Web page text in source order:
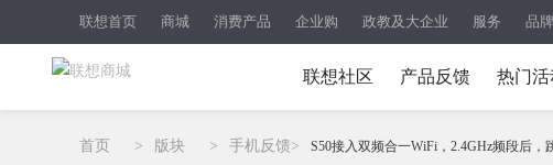
联想首页 商城 消费产品 企业购 政教及大企业 服务 品牌
联想社区 产品反馈 热门活
首页 > 版块 > 手机反馈> S50接入双频合一WiFi，2.4GHz频段后，